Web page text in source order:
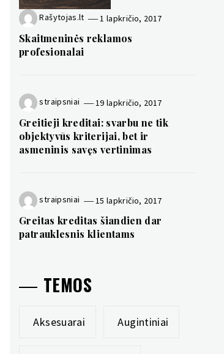
Rašytojas.lt 1 lapkričio, 2017
Skaitmeninės reklamos
profesionalai
straipsniai 19 lapkričio, 2017
Greitieji kreditai: svarbu ne tik
objektyvūs kriterijai, bet ir
asmeninis savęs vertinimas
straipsniai 15 lapkričio, 2017
Greitas kreditas šiandien dar
patrauklesnis klientams
TEMOS
Aksesuarai Augintiniai